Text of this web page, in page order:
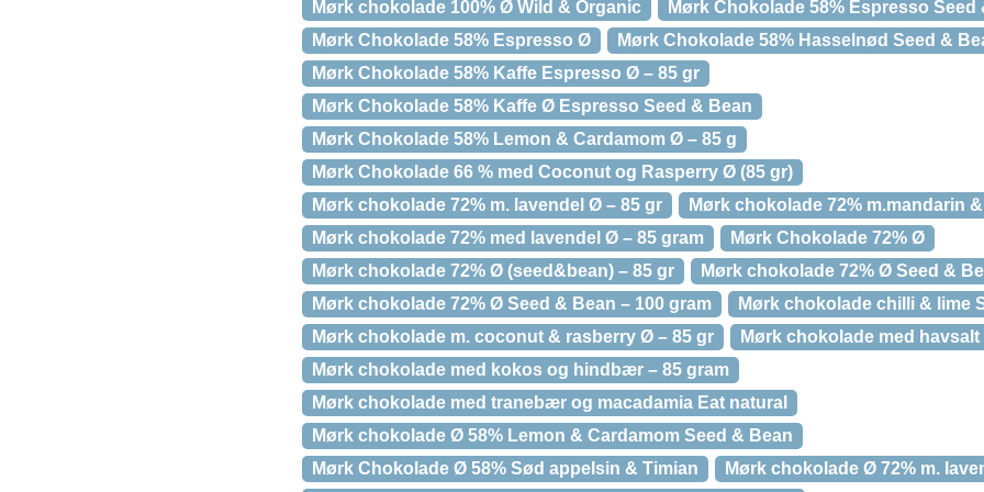
Mørk chokolade 100% Ø Wild & Organic
Mørk Chokolade 58% Espresso Seed
Mørk Chokolade 58% Espresso Ø
Mørk Chokolade 58% Hasselnød Seed &
Mørk Chokolade 58% Kaffe Espresso Ø – 85 gr
Mørk Chokolade 58% Kaffe Ø Espresso Seed & Bean
Mørk Chokolade 58% Lemon & Cardamom Ø – 85 g
Mørk Chokolade 66 % med Coconut og Rasperry Ø (85 gr)
Mørk chokolade 72% m. lavendel Ø – 85 gr
Mørk chokolade 72% m.mandarin
Mørk chokolade 72% med lavendel Ø – 85 gram
Mørk Chokolade 72% Ø
Mørk chokolade 72% Ø (seed&bean) – 85 gr
Mørk chokolade 72% Ø Seed &
Mørk chokolade 72% Ø Seed & Bean – 100 gram
Mørk chokolade chilli & lime
Mørk chokolade m. coconut & rasberry Ø – 85 gr
Mørk chokolade med
Mørk chokolade med kokos og hindbær – 85 gram
Mørk chokolade med tranebær og macadamia Eat natural
Mørk chokolade Ø 58% Lemon & Cardamom Seed & Bean
Mørk Chokolade Ø 58% Sød appelsin & Timian
Mørk chokolade Ø 72% m.